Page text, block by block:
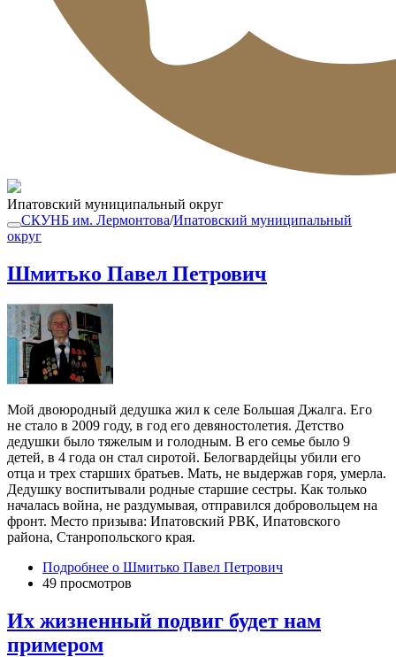
Ипатовский муниципальный округ
СКУНБ им. Лермонтова/Ипатовский муниципальный
округ
Шмитько Павел Петрович
Мой двоюродный дедушка жил к селе Большая Джалга. Его
не стало в 2009 году, в год его девяностолетия. Детство
дедушки было тяжелым и голодным. В его семье было 9
детей, в 4 года он стал сиротой. Белогвардейцы убили его
отца и трех старших братьев. Мать, не выдержав горя, умерла.
Дедушку воспитывали родные старшие сестры. Как только
началась война, не раздумывая, отправился добровольцем на
фронт. Место призыва: Ипатовский РВК, Ипатовского
района, Станропольского края.
Подробнее о Шмитько Павел Петрович
49 просмотров
Их жизненный подвиг будет нам
примером